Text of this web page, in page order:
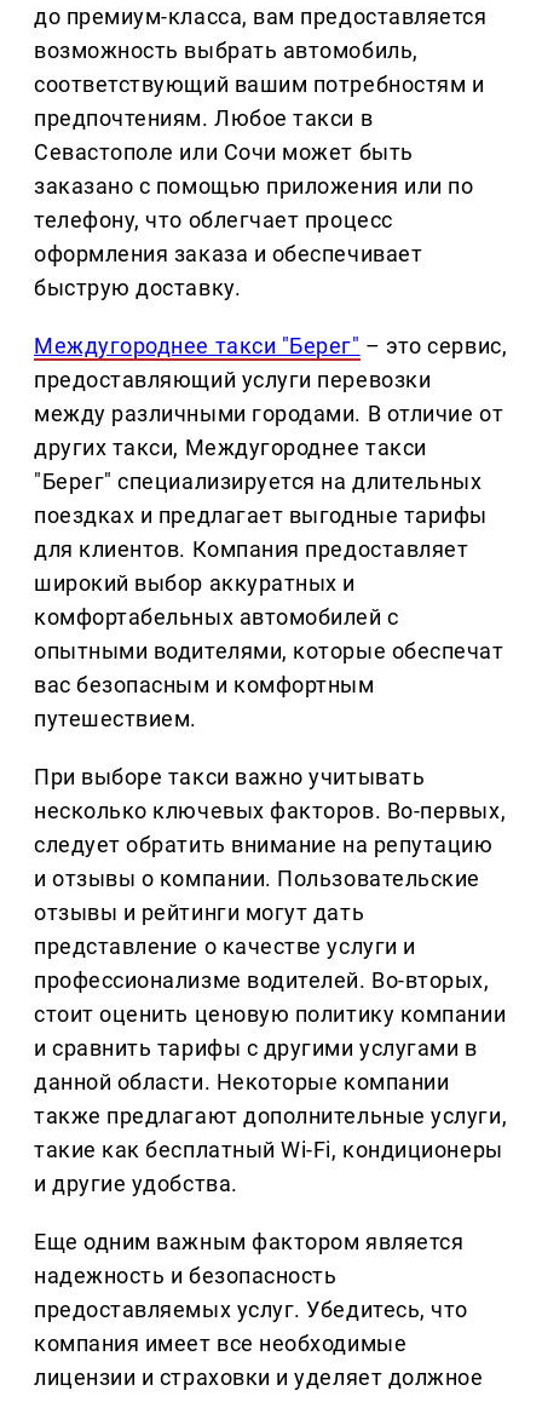
до премиум-класса, вам предоставляется
возможность выбрать автомобиль,
соответствующий вашим потребностям и
предпочтениям. Любое такси в
Севастополе или Сочи может быть
заказано с помощью приложения или по
телефону, что облегчает процесс
оформления заказа и обеспечивает
быструю доставку.
Междугороднее такси "Берег" – это сервис,
предоставляющий услуги перевозки
между различными городами. В отличие от
других такси, Междугороднее такси
"Берег" специализируется на длительных
поездках и предлагает выгодные тарифы
для клиентов. Компания предоставляет
широкий выбор аккуратных и
комфортабельных автомобилей с
опытными водителями, которые обеспечат
вас безопасным и комфортным
путешествием.
При выборе такси важно учитывать
несколько ключевых факторов. Во-первых,
следует обратить внимание на репутацию
и отзывы о компании. Пользовательские
отзывы и рейтинги могут дать
представление о качестве услуги и
профессионализме водителей. Во-вторых,
стоит оценить ценовую политику компании
и сравнить тарифы с другими услугами в
данной области. Некоторые компании
также предлагают дополнительные услуги,
такие как бесплатный Wi-Fi, кондиционеры
и другие удобства.
Еще одним важным фактором является
надежность и безопасность
предоставляемых услуг. Убедитесь, что
компания имеет все необходимые
лицензии и страховки и уделяет должное